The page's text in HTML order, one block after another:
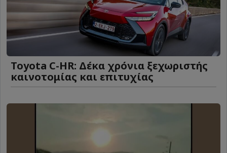
Toyota C-HR: Δέκα χρόνια ξεχωριστής
καινοτομίας και επιτυχίας